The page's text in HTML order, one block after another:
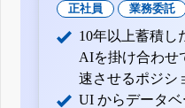
正社員 業務委託
10年以上蓄積し
AIを掛け合わせ
速させるポジシ
UI からデータ